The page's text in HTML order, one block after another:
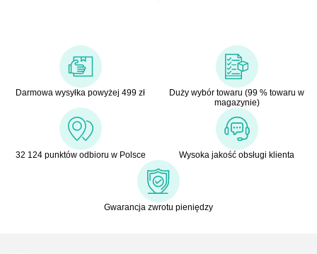
Darmowa wysyłka powyżej 499 zł
Duży wybór towaru (99 % towaru w
magazynie)
32 124 punktów odbioru w Polsce Wysoka jakość obsługi klienta
Gwarancja zwrotu pieniędzy